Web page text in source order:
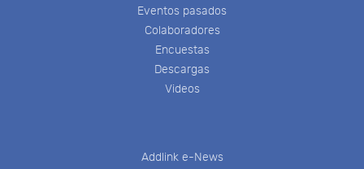
Eventos pasados
Colaboradores
Encuestas
Descargas
Videos
Addlink e-News